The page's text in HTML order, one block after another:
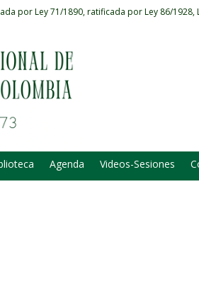
por Ley 71/1890, ratificada por Ley 86/1928,
Agenda Videos-Sesiones